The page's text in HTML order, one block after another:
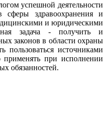
успешной деятельности
сферы здравоохранения и
и юридическими
задача - получить и
законов в области охраны
пользоваться источниками
применять при исполнении
обязанностей.